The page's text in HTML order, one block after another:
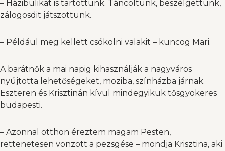
– Házibulikat is tartottunk. Táncoltunk, beszélgettünk,
zálogosdit játszottunk.
– Például meg kellett csókolni valakit – kuncog Mari.
A barátnők a mai napig kihasználják a nagyváros
nyújtotta lehetőségeket, moziba, színházba járnak.
Eszteren és Krisztinán kívül mindegyikük tősgyökeres
budapesti.
– Azonnal otthon éreztem magam Pesten,
rettenetesen vonzott a pezsgése – mondja Krisztina, aki